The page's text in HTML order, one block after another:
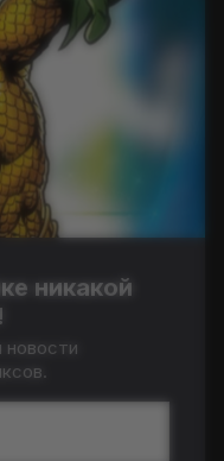
никакой
новости